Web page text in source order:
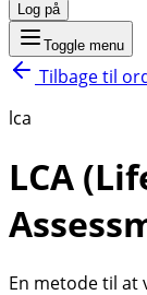
Log på
Toggle menu
Tilbage til
lca
LCA
En metode til